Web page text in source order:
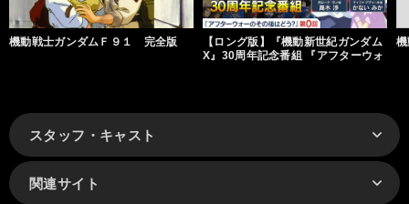
機動戦士ガンダムＦ９１ 完全版
【ロング版】『機動新世紀ガンダム
X』30周年記念番組 『アフターウォ
スタッフ・キャスト
関連サイト